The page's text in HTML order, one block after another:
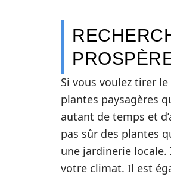
Si vous voulez tirer
plantes paysagères
autant de temps et
pas sûr des plantes
une jardinerie
votre climat. Il est